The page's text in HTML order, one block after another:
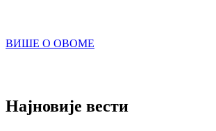
ВИШЕ О ОВОМЕ
Најновије вести